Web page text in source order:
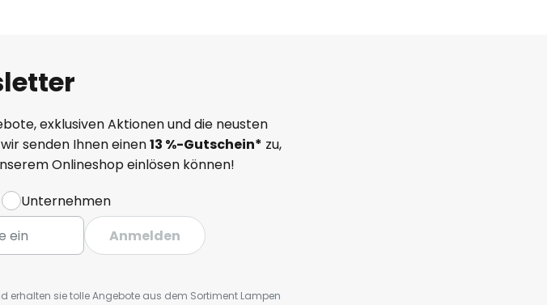
exklusiven Aktionen und die neusten
senden Ihnen einen13 %-Gutschein* zu,
Onlineshop einlösen können!
Unternehmen
Anmelden
erhalten sie tolle Angebote aus dem Sortiment Lampen